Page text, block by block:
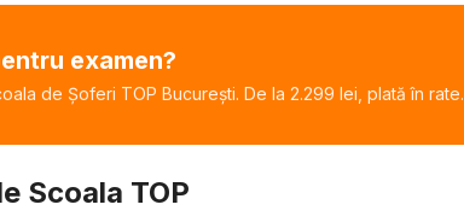
examen?
de Șoferi TOP București. De la 2.299 lei, plată în rate.
Scoala TOP